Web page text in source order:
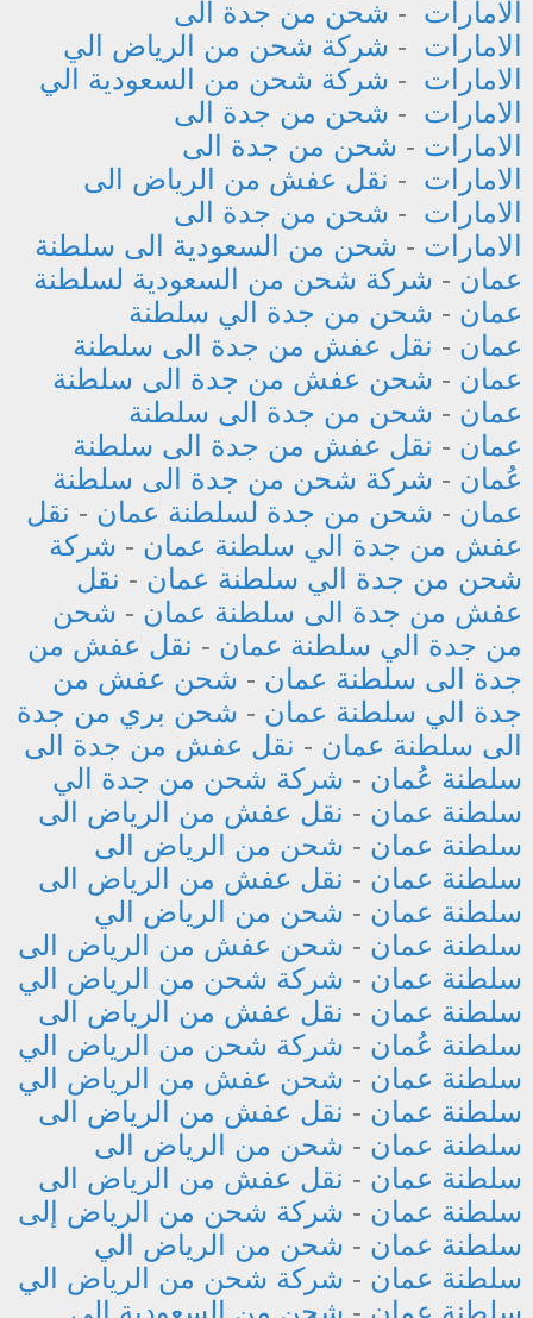
الامارات - شحن من جدة الى
الامارات - شركة شحن من الرياض الي
الامارات - شركة شحن من السعودية الي
الامارات - شحن من جدة الى
الامارات - شحن من جدة الى
الامارات - نقل عفش من الرياض الى
الامارات - شحن من جدة الى
الامارات - شحن من السعودية الى سلطنة
عمان - شركة شحن من السعودية لسلطنة
عمان - شحن من جدة الي سلطنة
عمان - نقل عفش من جدة الى سلطنة
عمان - شحن عفش من جدة الى سلطنة
عمان - شحن من جدة الى سلطنة
عمان - نقل عفش من جدة الى سلطنة
عُمان - شركة شحن من جدة الى سلطنة
عمان - شحن من جدة لسلطنة عمان - نقل
عفش من جدة الي سلطنة عمان - شركة
شحن من جدة الي سلطنة عمان - نقل
عفش من جدة الى سلطنة عمان - شحن
من جدة الي سلطنة عمان - نقل عفش من
جدة الى سلطنة عمان - شحن عفش من
جدة الي سلطنة عمان - شحن بري من جدة
الى سلطنة عمان - نقل عفش من جدة الى
سلطنة عُمان - شركة شحن من جدة الي
سلطنة عمان - نقل عفش من الرياض الى
سلطنة عمان - شحن من الرياض الى
سلطنة عمان - نقل عفش من الرياض الى
سلطنة عمان - شحن من الرياض الي
سلطنة عمان - شحن عفش من الرياض الى
سلطنة عمان - شركة شحن من الرياض الي
سلطنة عمان - نقل عفش من الرياض الى
سلطنة عُمان - شركة شحن من الرياض الي
سلطنة عمان - شحن عفش من الرياض الي
سلطنة عمان - نقل عفش من الرياض الى
سلطنة عمان - شحن من الرياض الى
سلطنة عمان - نقل عفش من الرياض الى
سلطنة عمان - شركة شحن من الرياض إلى
سلطنة عمان - شحن من الرياض الي
سلطنة عمان - شركة شحن من الرياض الي
سلطنة عمان - شحن من السعودية الي